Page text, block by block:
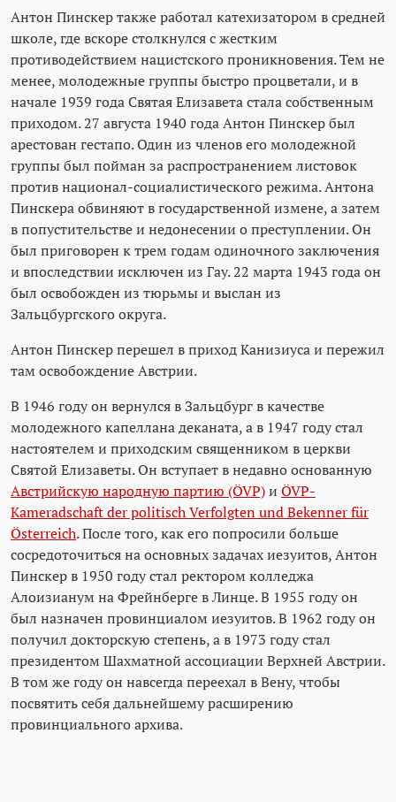
Антон Пинскер также работал катехизатором в средней
школе, где вскоре столкнулся с жестким
противодействием нацистского проникновения. Тем не
менее, молодежные группы быстро процветали, и в
начале 1939 года Святая Елизавета стала собственным
приходом. 27 августа 1940 года Антон Пинскер был
арестован гестапо. Один из членов его молодежной
группы был пойман за распространением листовок
против национал-социалистического режима. Антона
Пинскера обвиняют в государственной измене, а затем
в попустительстве и недонесении о преступлении. Он
был приговорен к трем годам одиночного заключения
и впоследствии исключен из Гау. 22 марта 1943 года он
был освобожден из тюрьмы и выслан из
Зальцбургского округа.
Антон Пинскер перешел в приход Канизиуса и пережил
там освобождение Австрии.
В 1946 году он вернулся в Зальцбург в качестве
молодежного капеллана деканата, а в 1947 году стал
настоятелем и приходским священником в церкви
Святой Елизаветы. Он вступает в недавно основанную
Австрийскую народную партию (ÖVP)и ÖVP-
Kameradschaft der politisch Verfolgten und Bekenner für
Österreich. После того, как его попросили больше
сосредоточиться на основных задачах иезуитов, Антон
Пинскер в 1950 году стал ректором колледжа
Алоизианум на Фрейнберге в Линце. В 1955 году он
был назначен провинциалом иезуитов. В 1962 году он
получил докторскую степень, а в 1973 году стал
президентом Шахматной ассоциации Верхней Австрии.
В том же году он навсегда переехал в Вену, чтобы
посвятить себя дальнейшему расширению
провинциального архива.